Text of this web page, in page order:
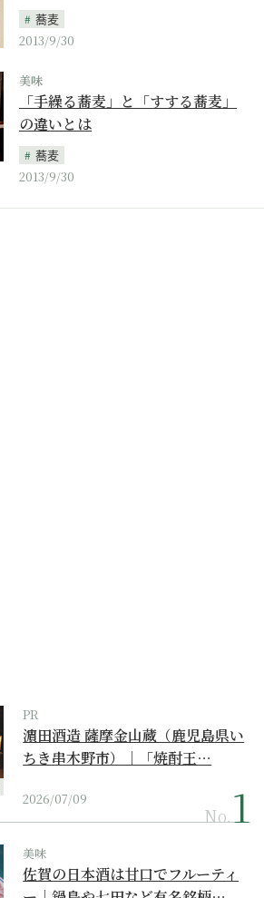
蕎麦
2013/9/30
美味
「手繰る蕎麦」と「すする蕎麦」
の違いとは
蕎麦
2013/9/30
PR
濵田酒造 薩摩金山蔵（鹿児島県い
ちき串木野市）｜「焼酎王…
2026/07/09
No.
美味
佐賀の日本酒は甘口でフルーティ